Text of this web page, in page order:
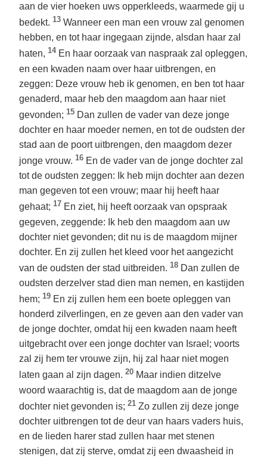
aan de vier hoeken uws opperkleeds, waarmede gij u
bedekt. 13 Wanneer een man een vrouw zal genomen
hebben, en tot haar ingegaan zijnde, alsdan haar zal
haten, 14 En haar oorzaak van naspraak zal opleggen,
en een kwaden naam over haar uitbrengen, en
zeggen: Deze vrouw heb ik genomen, en ben tot haar
genaderd, maar heb den maagdom aan haar niet
gevonden; 15 Dan zullen de vader van deze jonge
dochter en haar moeder nemen, en tot de oudsten der
stad aan de poort uitbrengen, den maagdom dezer
jonge vrouw. 16 En de vader van de jonge dochter zal
tot de oudsten zeggen: Ik heb mijn dochter aan dezen
man gegeven tot een vrouw; maar hij heeft haar
gehaat; 17 En ziet, hij heeft oorzaak van opspraak
gegeven, zeggende: Ik heb den maagdom aan uw
dochter niet gevonden; dit nu is de maagdom mijner
dochter. En zij zullen het kleed voor het aangezicht
van de oudsten der stad uitbreiden. 18 Dan zullen de
oudsten derzelver stad dien man nemen, en kastijden
hem; 19 En zij zullen hem een boete opleggen van
honderd zilverlingen, en ze geven aan den vader van
de jonge dochter, omdat hij een kwaden naam heeft
uitgebracht over een jonge dochter van Israel; voorts
zal zij hem ter vrouwe zijn, hij zal haar niet mogen
laten gaan al zijn dagen. 20 Maar indien ditzelve
woord waarachtig is, dat de maagdom aan de jonge
dochter niet gevonden is; 21 Zo zullen zij deze jonge
dochter uitbrengen tot de deur van haars vaders huis,
en de lieden harer stad zullen haar met stenen
stenigen, dat zij sterve, omdat zij een dwaasheid in